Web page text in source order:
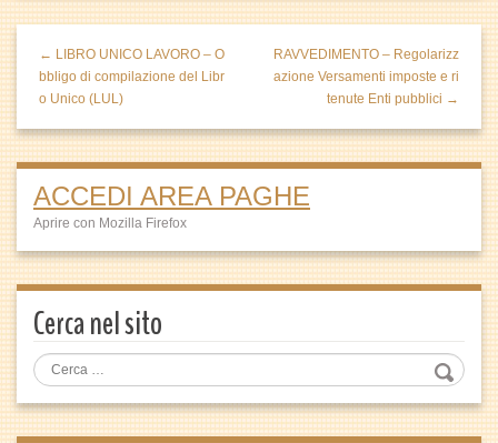
← LIBRO UNICO LAVORO – O
bbligo di compilazione del Libr
o Unico (LUL)
RAVVEDIMENTO – Regolarizz
azione Versamenti imposte e ri
tenute Enti pubblici →
ACCEDI AREA PAGHE
Aprire con Mozilla Firefox
Cerca nel sito